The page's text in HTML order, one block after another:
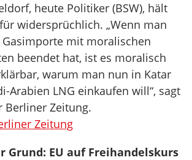
heute Politiker (BSW), hält
widersprüchlich. „Wenn man
Gasimporte mit moralischen
beendet hat, ist es moralisch
warum man nun in Katar
Arabien LNG einkaufen will“, sagt
Berliner Zeitung.
Zeitung
Grund: EU auf Freihandelskurs